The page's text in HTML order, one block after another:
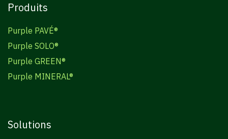
Produits
Purple PAVÉ®
Purple SOLO®
Purple GREEN®
Purple MINERAL®
Solutions